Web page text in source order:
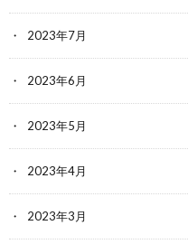
2023年7月
2023年6月
2023年5月
2023年4月
2023年3月